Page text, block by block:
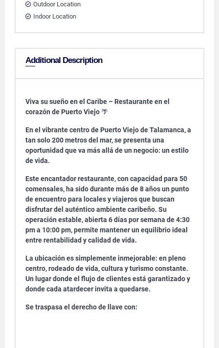
Outdoor Location
Indoor Location
Additional Description
Viva su sueño en el Caribe – Restaurante en el
corazón de Puerto Viejo 🌴
En el vibrante centro de Puerto Viejo de Talamanca, a
tan solo 200 metros del mar, se presenta una
oportunidad que va más allá de un negocio: un estilo
de vida.
Este encantador restaurante, con capacidad para 50
comensales, ha sido durante más de 8 años un punto
de encuentro para locales y viajeros que buscan
disfrutar del auténtico ambiente caribeño. Su
operación estable, abierta 6 días por semana de 4:30
pm a 10:00 pm, permite mantener un equilibrio ideal
entre rentabilidad y calidad de vida.
La ubicación es simplemente inmejorable: en pleno
centro, rodeado de vida, cultura y turismo constante.
Un lugar donde el flujo de clientes está garantizado y
donde cada atardecer invita a quedarse.
Se traspasa el derecho de llave con: